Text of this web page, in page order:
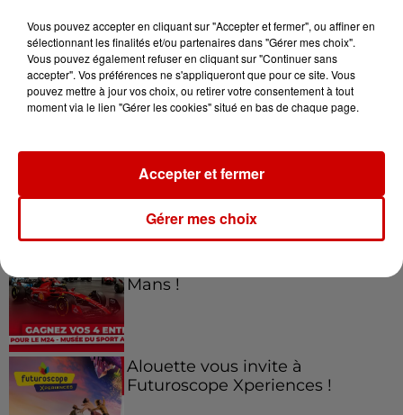
Jeux Voir plus
Gagnez vos entrées pour le
Mans !
Alouette vous invite à
Futuroscope Xperiences !
Vous pouvez accepter en cliquant sur "Accepter et fermer", ou affiner en
sélectionnant les finalités et/ou partenaires dans "Gérer mes choix".
Vous pouvez également refuser en cliquant sur "Continuer sans
accepter". Vos préférences ne s'appliqueront que pour ce site. Vous
pouvez mettre à jour vos choix, ou retirer votre consentement à tout
moment via le lien "Gérer les cookies" situé en bas de chaque page.
Gérer mes choix
Accepter et fermer